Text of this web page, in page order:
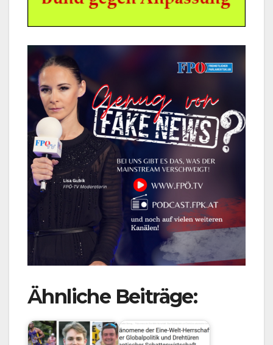
Ähnliche Beiträge: